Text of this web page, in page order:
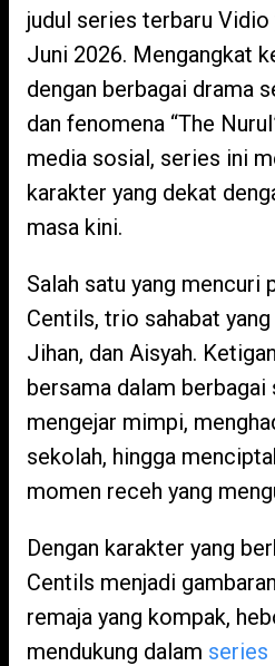
judul series terbaru Vidio
Juni 2026. Mengangkat
dengan berbagai drama
dan fenomena “The
media sosial, series ini
karakter yang dekat
masa kini.
Salah satu yang mencuri
Centils, trio sahabat
Jihan, dan Aisyah.
bersama dalam berbagai
mengejar mimpi,
sekolah, hingga
momen receh yang
Dengan karakter yang
Centils menjadi
remaja yang kompak,
mendukung dalam series